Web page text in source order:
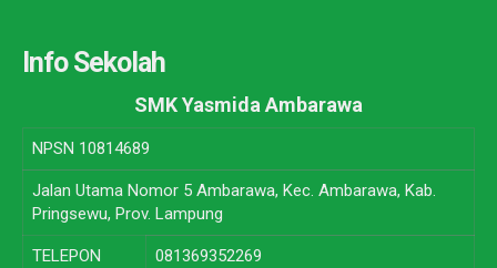
Info Sekolah
SMK Yasmida Ambarawa
NPSN 10814689
Jalan Utama Nomor 5 Ambarawa, Kec. Ambarawa, Kab.
Pringsewu, Prov. Lampung
TELEPON 081369352269